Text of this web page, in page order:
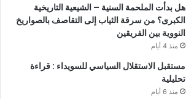
هل بدأت الملحمة السنية – الشيعية التاريخية
الكبرى؟ من سرقة الثياب إلى التقاصف بالصواريخ
النووية بين الفريقين
منذ 4 أيام
مستقبل الاستقلال السياسي للسويداء : قراءة
تحليلية
منذ 6 أيام